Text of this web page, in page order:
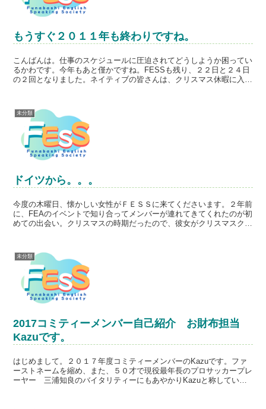
もうすぐ２０１１年も終わりですね。
こんばんは。仕事のスケジュールに圧迫されてどうしようか困ってい
るかわです。今年もあと僅かですね。FESSも残り、２２日と２４日
の２回となりました。ネイティブの皆さんは、クリスマス休暇に入る
未分類
ドイツから。。。
今度の木曜日、懐かしい女性がＦＥＳＳに来てくださいます。２年前
に、FEAのイベントで知り合ってメンバーが連れてきてくれたのが初
めての出会い。クリスマスの時期だったので、彼女がクリスマスクッ
未分類
2017コミティーメンバー自己紹介 お財布担当
Kazuです。
はじめまして。２０１７年度コミティーメンバーのKazuです。ファ
ーストネームを縮め、また、５０才で現役最年長のプロサッカープレ
ーヤー 三浦知良のバイタリティーにもあやかりKazuと称していま